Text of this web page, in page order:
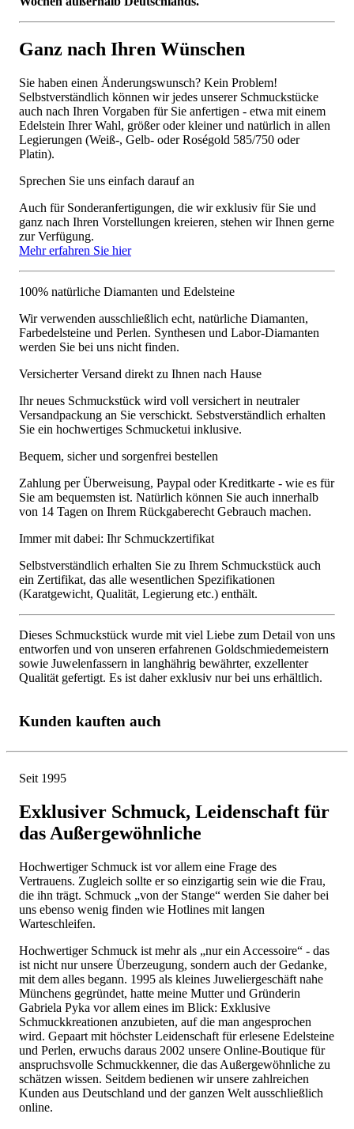
Ganz nach Ihren Wünschen
Sie haben einen Änderungswunsch? Kein Problem!
Selbstverständlich können wir jedes unserer Schmuckstücke
auch nach Ihren Vorgaben für Sie anfertigen - etwa mit einem
Edelstein Ihrer Wahl, größer oder kleiner und natürlich in allen
Legierungen (Weiß-, Gelb- oder Roségold 585/750 oder
Platin).
Sprechen Sie uns einfach darauf an
Auch für Sonderanfertigungen, die wir exklusiv für Sie und
ganz nach Ihren Vorstellungen kreieren, stehen wir Ihnen gerne
zur Verfügung.
Mehr erfahren Sie hier
100% natürliche Diamanten und Edelsteine
Wir verwenden ausschließlich echt, natürliche Diamanten,
Farbedelsteine und Perlen. Synthesen und Labor-Diamanten
werden Sie bei uns nicht finden.
Versicherter Versand direkt zu Ihnen nach Hause
Ihr neues Schmuckstück wird voll versichert in neutraler
Versandpackung an Sie verschickt. Sebstverständlich erhalten
Sie ein hochwertiges Schmucketui inklusive.
Bequem, sicher und sorgenfrei bestellen
Zahlung per Überweisung, Paypal oder Kreditkarte - wie es für
Sie am bequemsten ist. Natürlich können Sie auch innerhalb
von 14 Tagen on Ihrem Rückgaberecht Gebrauch machen.
Immer mit dabei: Ihr Schmuckzertifikat
Selbstverständlich erhalten Sie zu Ihrem Schmuckstück auch
ein Zertifikat, das alle wesentlichen Spezifikationen
(Karatgewicht, Qualität, Legierung etc.) enthält.
Dieses Schmuckstück wurde mit viel Liebe zum Detail von uns
entworfen und von unseren erfahrenen Goldschmiedemeistern
sowie Juwelenfassern in langhährig bewährter, exzellenter
Qualität gefertigt. Es ist daher exklusiv nur bei uns erhältlich.
Kunden kauften auch
Seit 1995
Exklusiver Schmuck, Leidenschaft für
das Außergewöhnliche
Hochwertiger Schmuck ist vor allem eine Frage des
Vertrauens. Zugleich sollte er so einzigartig sein wie die Frau,
die ihn trägt. Schmuck „von der Stange“ werden Sie daher bei
uns ebenso wenig finden wie Hotlines mit langen
Warteschleifen.
Hochwertiger Schmuck ist mehr als „nur ein Accessoire“ - das
ist nicht nur unsere Überzeugung, sondern auch der Gedanke,
mit dem alles begann. 1995 als kleines Juweliergeschäft nahe
Münchens gegründet, hatte meine Mutter und Gründerin
Gabriela Pyka vor allem eines im Blick: Exklusive
Schmuckkreationen anzubieten, auf die man angesprochen
wird. Gepaart mit höchster Leidenschaft für erlesene Edelsteine
und Perlen, erwuchs daraus 2002 unsere Online-Boutique für
anspruchsvolle Schmuckkenner, die das Außergewöhnliche zu
schätzen wissen. Seitdem bedienen wir unsere zahlreichen
Kunden aus Deutschland und der ganzen Welt ausschließlich
online.